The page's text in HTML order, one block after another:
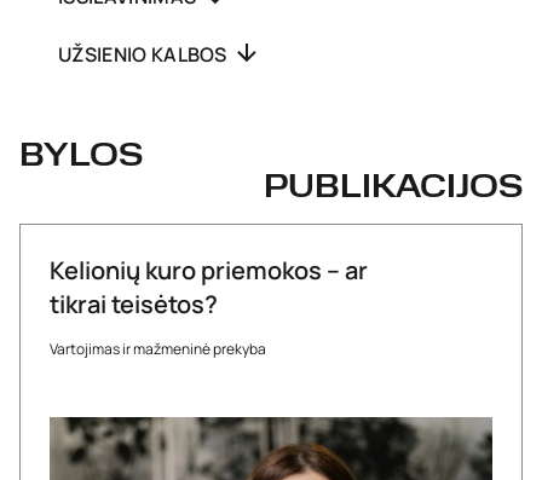
UŽSIENIO KALBOS
BYLOS
PUBLIKACIJOS
Kelionių kuro priemokos – ar
tikrai teisėtos?
Vartojimas ir mažmeninė prekyba